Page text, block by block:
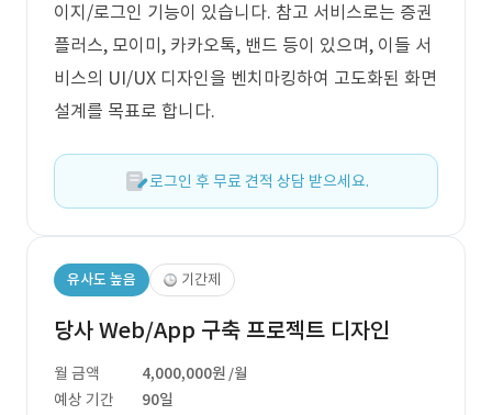
이지/로그인 기능이 있습니다. 참고 서비스로는 증권
플러스, 모이미, 카카오톡, 밴드 등이 있으며, 이들 서
비스의 UI/UX 디자인을 벤치마킹하여 고도화된 화면
설계를 목표로 합니다.
로그인 후 무료 견적 상담 받으세요.
유사도 높음 기간제
당사 Web/App 구축 프로젝트 디자인
월 금액 4,000,000원 /월
예상 기간
90일